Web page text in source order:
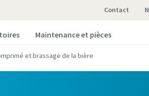
Contact
Maintenance et pièces
et brassage de la bière